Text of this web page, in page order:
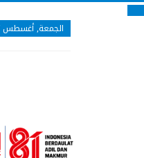
الجمعة, أغسطس 7, 2026